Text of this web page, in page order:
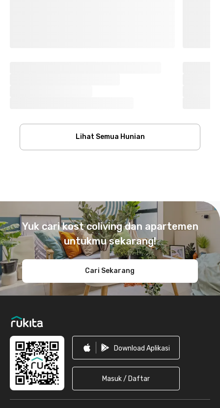
Lihat Semua Hunian
Yuk cari kost coliving dan apartemen
untukmu sekarang!
Cari Sekarang
Download Aplikasi
Masuk / Daftar